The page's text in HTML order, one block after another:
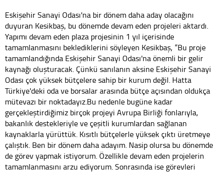
Eskişehir Sanayi Odası'na bir dönem daha aday olacağını
duyuran Kesikbaş, bu dönemde devam eden projeleri aktardı.
Yapımı devam eden plaza projesinin 1 yıl içerisinde
tamamlanmasını beklediklerini söyleyen Kesikbaş, “Bu proje
tamamlandığında Eskişehir Sanayi Odası'na önemli bir gelir
kaynağı oluşturacak. Çünkü sanılanın aksine Eskişehir Sanayi
Odası çok yüksek bütçelere sahip bir kurum değil. Hatta
Türkiye'deki oda ve borsalar arasında bütçe açısından oldukça
mütevazı bir noktadayız.Bu nedenle bugüne kadar
gerçekleştirdiğimiz birçok projeyi Avrupa Birliği fonlarıyla,
bakanlık destekleriyle ve çeşitli kurumlardan sağlanan
kaynaklarla yürüttük. Kısıtlı bütçelerle yüksek çıktı üretmeye
çalıştık. Ben bir dönem daha adayım. Nasip olursa bu dönemde
de görev yapmak istiyorum. Özellikle devam eden projelerin
tamamlanmasını arzu ediyorum. Sonrasında ise görevleri